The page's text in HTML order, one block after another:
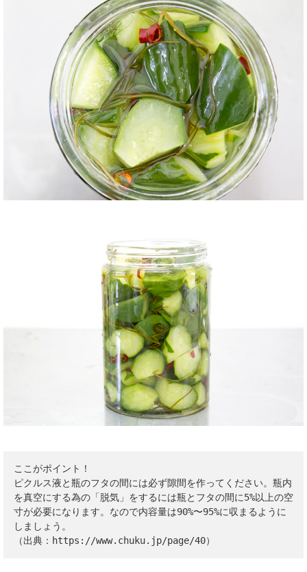
ここがポイント！
ピクルス液と瓶のフタの間には必ず隙間を作ってください。瓶内
を真空にする為の「脱気」をするには瓶とフタの間に5%以上の空
寸が必要になります。なので内容量は90%〜95%に収まるように
しましょう。
（出典： https://www.chuku.jp/page/40）